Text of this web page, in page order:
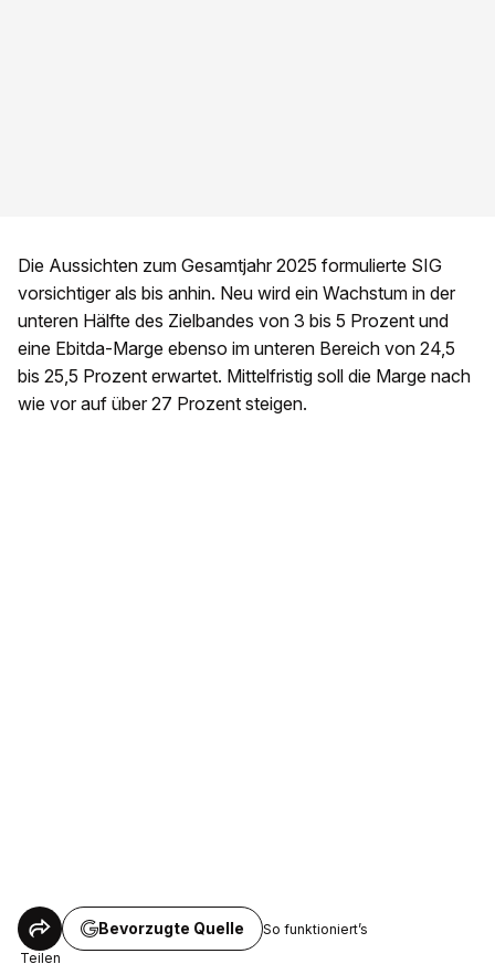
Die Aussichten zum Gesamtjahr 2025 formulierte SIG
vorsichtiger als bis anhin. Neu wird ein Wachstum in der
unteren Hälfte des Zielbandes von 3 bis 5 Prozent und
eine Ebitda-Marge ebenso im unteren Bereich von 24,5
bis 25,5 Prozent erwartet. Mittelfristig soll die Marge nach
wie vor auf über 27 Prozent steigen.
Teilen
Bevorzugte Quelle So funktioniert’s